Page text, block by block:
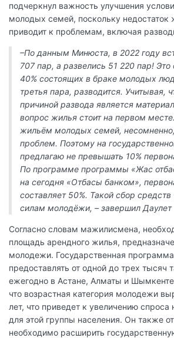
подчеркнул важность улучшения
молодых семей, поскольку недостаток
приводит к проблемам, включая
–По данным Минюста, в 2022 году
707 пар, а развелись 51 220 пар! Это
40% состоящих в браке молодых
третья пара, разводится. Учитывая,
причиной развода является
вопрос жилья стоит на первом
жильём молодых семей, несомненно,
проблем. Поэтому на
предлагаю не превышать 10%
По программе программы «Жас
на сегодня «Отбасы банком»,
составляет 50%. Такой сбор
силам молодёжи, – завершил Даулет
Согласно словам мажилисмена,
площадь арендного жилья,
молодежи. Государственная
предоставлять от одной до трех тысяч
ежегодно в Астане, Алматы и
что возрастная категория молодежи
лет, что приведет к увеличению
для этой группы населения. Он также
необходимо расширить